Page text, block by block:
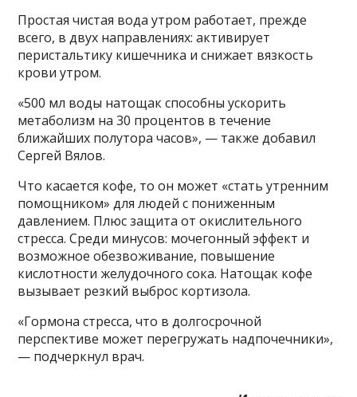
Простая чистая вода утром работает, прежде
всего, в двух направлениях: активирует
перистальтику кишечника и снижает вязкость
крови утром.
«500 мл воды натощак способны ускорить
метаболизм на 30 процентов в течение
ближайших полутора часов», — также добавил
Сергей Вялов.
Что касается кофе, то он может «стать утренним
помощником» для людей с пониженным
давлением. Плюс защита от окислительного
стресса. Среди минусов: мочегонный эффект и
возможное обезвоживание, повышение
кислотности желудочного сока. Натощак кофе
вызывает резкий выброс кортизола.
«Гормона стресса, что в долгосрочной
перспективе может перегружать надпочечники»,
— подчеркнул врач.